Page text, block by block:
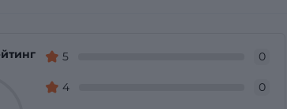
5 0
4 0